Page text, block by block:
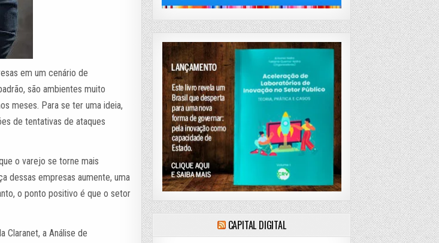
em um cenário de
são ambientes muito
meses. Para se ter uma ideia,
de tentativas de ataques
o varejo se torne mais
dessas empresas aumente, uma
o ponto positivo é que o setor
Claranet, a Análise de
CAPITAL DIGITAL